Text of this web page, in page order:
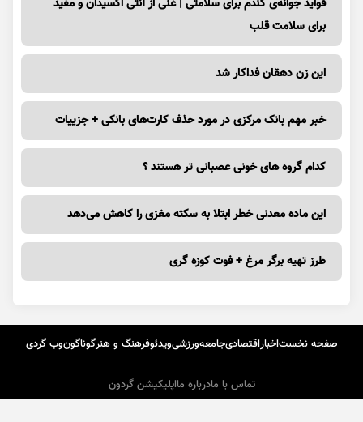
فواید جوانه‌ی گندم برای سلامتی | غنی از آنتی اکسیدان و مفید
برای سلامت قلب
این زن دهقان فداکار شد
خبر مهم بانک مرکزی در مورد حذف کارت‌های بانکی + جزییات
کدام گروه های خونی عصبانی تر هستند ؟
این ماده معدنی خطر ابتلا به سکته مغزی را کاهش می‌دهد
طرز تهیه برگر مرغ + فوت کوزه گری
صفحه نخستاخباراقتصادیجامعهورزشیویدئوفرهنگ و هنرگوناگونوب گردی
تماس با مادرباره مااپلیکیشن گردون